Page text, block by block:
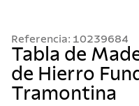
Referencia: 10239684
Tabla de
de Hierro
Tramontina